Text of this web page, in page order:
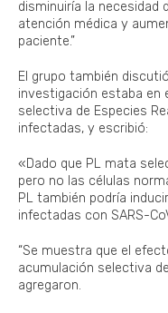
disminuiría la necesidad
atención médica y
paciente.”
El grupo también
investigación estaba en
selectiva de Especies
infectadas, y escribió:
«Dado que PL mata
pero no las células
PL también podría
infectadas con SARS-
“Se muestra que el
acumulación selectiva
agregaron.